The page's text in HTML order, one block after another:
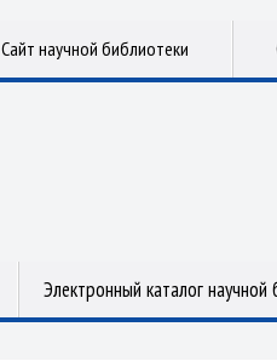
Сайт научной библиотеки
Электронный каталог научной